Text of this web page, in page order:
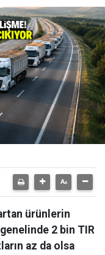
ürünlerin
2 bin TIR
az da olsa